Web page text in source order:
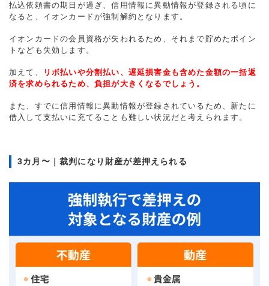
払込依頼書の期日が過ぎ、信用情報に異動情報が登録される頃に
なると、イオンカードが強制解約となります。
イオンカードの会員資格が失われるため、それまで貯めたポイン
トなども失効します。
加えて、
リボ払いや分割払い、遅延損害金も含めた金額の一括返
済を求められるため、負担が大きくなるでしょう。
また、すでに信用情報に異動情報が登録されているため、新たに
借入して支払いに充てることも難しい状況だと考えられます。
3カ月〜｜裁判になり財産が差押えられる